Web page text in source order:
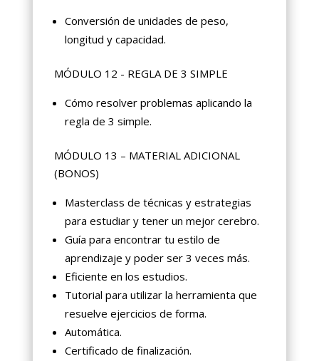
Conversión de unidades de peso,
longitud y capacidad.
MÓDULO 12 - REGLA DE 3 SIMPLE
Cómo resolver problemas aplicando la
regla de 3 simple.
MÓDULO 13 – MATERIAL ADICIONAL
(BONOS)
Masterclass de técnicas y estrategias
para estudiar y tener un mejor cerebro.
Guía para encontrar tu estilo de
aprendizaje y poder ser 3 veces más.
Eficiente en los estudios.
Tutorial para utilizar la herramienta que
resuelve ejercicios de forma.
Automática.
Certificado de finalización.